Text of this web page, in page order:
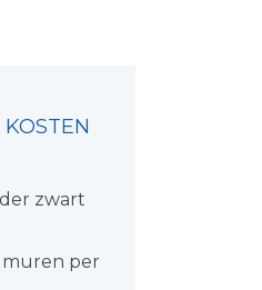
zwart
muren per